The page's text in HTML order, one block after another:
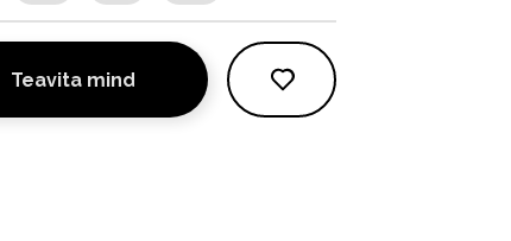
Teavita mind